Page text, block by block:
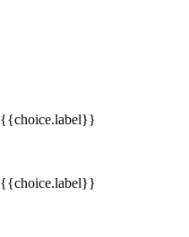
{{choice.label}}
{{choice.label}}